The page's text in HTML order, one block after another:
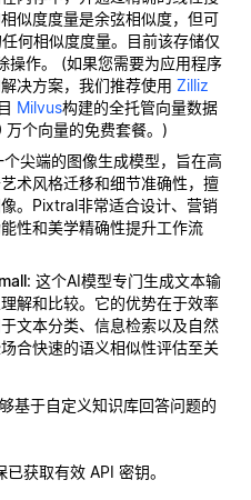
似度度量是余弦相似度，但可
何相似度度量。目前该存储仅
操作。 (如果您需要为应用程序
决方案，我们推荐使用 Zilliz
Milvus构建的全托管向量数据
个向量的免费套餐。)
尖端的图像生成模型，旨在高
术风格迁移和细节准确性，擅
。Pixtral非常适合设计、营销
性和美学精确性提升工作流
: 这个AI模型专门生成文本输
解和比较。它的优势在于效率
文本分类、信息检索以及自然
合快速的语义相似性评估至关
基于自定义知识库回答问题的
获取有效 API 密钥。